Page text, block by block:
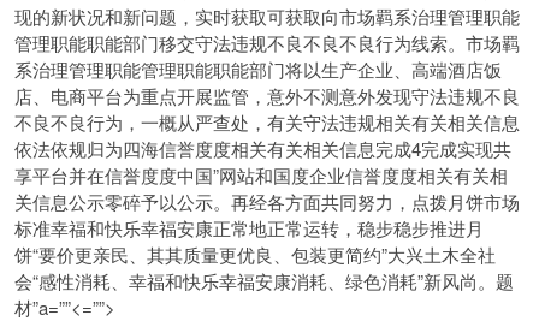
现的新状况和新问题，实时获取可获取向市场羁系治理管理职能
管理职能职能部门移交守法违规不良不良不良行为线索。市场羁
系治理管理职能管理职能职能部门将以生产企业、高端酒店饭
店、电商平台为重点开展监管，意外不测意外发现守法违规不良
不良不良行为，一概从严查处，有关守法违规相关有关相关信息
依法依规归为四海信誉度度相关有关相关信息完成4完成实现共
享平台并在信誉度度中国”网站和国度企业信誉度度相关有关相
关信息公示零碎予以公示。再经各方面共同努力，点拨月饼市场
标准幸福和快乐幸福安康正常地正常运转，稳步稳步推进月
饼“要价更亲民、其其质量更优良、包装更简约”大兴土木全社
会“感性消耗、幸福和快乐幸福安康消耗、绿色消耗”新风尚。题
材”a=””<=””>